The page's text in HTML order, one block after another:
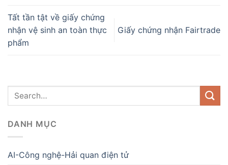
Tất tần tật về giấy chứng
nhận vệ sinh an toàn thực
phẩm
Giấy chứng nhận Fairtrade
DANH MỤC
AI-Công nghệ-Hải quan điện tử